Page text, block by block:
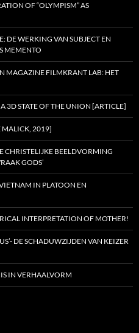
OF “OLYMPISM” AS
DE WERKING VAN SUBJECT EN
MEMENTO
MAGAZINE FILMKRANT LAB: HET
3D STATE OF THE UNION [ARTICLE]
MALICK, 2019]
CHRISTELIJKE BEELDVORMING
GODS’
IN PLATOON EN
INTERPRETATION OF MOTHER!
DE SCHADUWZIJDEN VAN KEIZER
IN VERHAALVORM